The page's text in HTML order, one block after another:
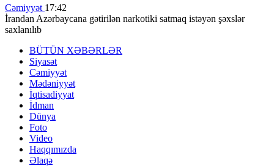
Cəmiyyət 17:42
İrandan Azərbaycana gətirilən narkotiki satmaq istəyən şəxslər
saxlanılıb
BÜTÜN XƏBƏRLƏR
Siyasət
Cəmiyyət
Mədəniyyət
İqtisadiyyat
İdman
Dünya
Foto
Video
Haqqımızda
Əlaqə